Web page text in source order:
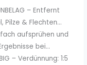
– Entfernt
Pilze & Flechten...
aufsprühen und
bei...
– Verdünnung: 1:5